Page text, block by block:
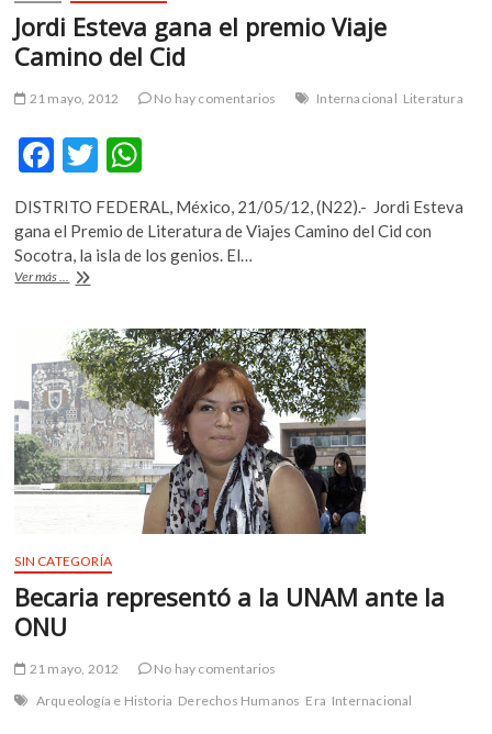
Jordi Esteva gana el premio Viaje
Camino del Cid
21 mayo, 2012 No hay comentarios Internacional Literatura
F
ac
e
b
o
o
k
T
w
itt
er
h
at
s
p
p
DISTRITO FEDERAL, México, 21/05/12, (N22).- Jordi Esteva
gana el Premio de Literatura de Viajes Camino del Cid con
Socotra, la isla de los genios. El…
Ver más ... Jordi
el
premio
Viaje
Camino
del
Cid
SIN CATEGORÍA
Becaria representó a la UNAM ante la
ONU
21 mayo, 2012
No hay comentarios
Arqueología e Historia Derechos Humanos Era Internacional